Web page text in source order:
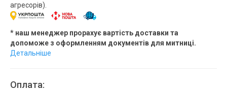
агресорів).
* наш менеджер прорахує вартість доставки та
допоможе з оформленням документів для митниці.
Детальніше
Оплата: